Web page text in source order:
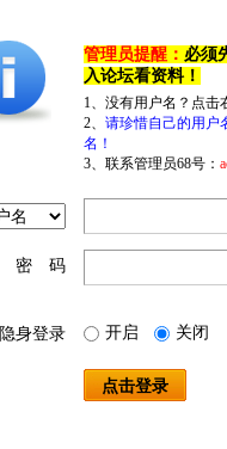
管理员提醒： 必须
入论坛看资料！
1、没有用户名？点
2、 请珍惜自己的用户
名！
3、联系管理员68号：
密 码
隐身登录 开启 关闭
点击登录